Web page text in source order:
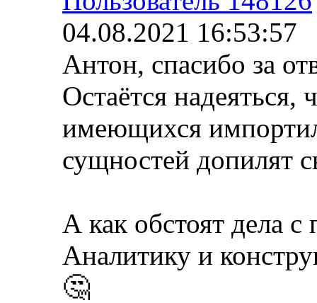
04.08.2021 16:53:57
Антон, спасибо за
Остаётся надеяться,
имеющихся
сущностей допилят
А как обстоят дела
Аналитику и
🤔